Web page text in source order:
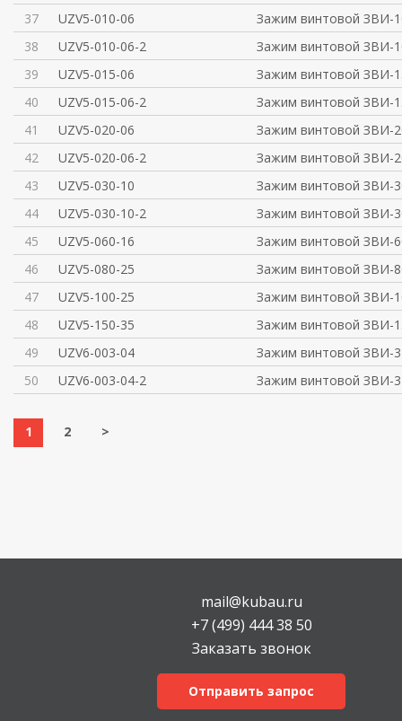
37
UZV5-010-06
Зажим винтовой ЗВИ-
38
UZV5-010-06-2
Зажим винтовой ЗВИ-
39
UZV5-015-06
Зажим винтовой ЗВИ-
40
UZV5-015-06-2
Зажим винтовой ЗВИ-
41
UZV5-020-06
Зажим винтовой ЗВИ-
42
UZV5-020-06-2
Зажим винтовой ЗВИ-
43
UZV5-030-10
Зажим винтовой ЗВИ-
44
UZV5-030-10-2
Зажим винтовой ЗВИ-
45
UZV5-060-16
Зажим винтовой ЗВИ-
46
UZV5-080-25
Зажим винтовой ЗВИ-
47
UZV5-100-25
Зажим винтовой ЗВИ-
48
UZV5-150-35
Зажим винтовой ЗВИ-
49
UZV6-003-04
Зажим винтовой ЗВИ-3
50
UZV6-003-04-2 Зажим винтовой ЗВИ-3
1 2 >
mail@kubau.ru
+7 (499) 444 38 50
Заказать звонок
Отправить запрос